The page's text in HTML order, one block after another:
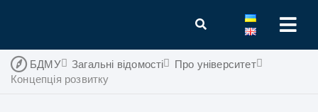
БДМУ Загальні відомості
Про університет
Концепція розвитку